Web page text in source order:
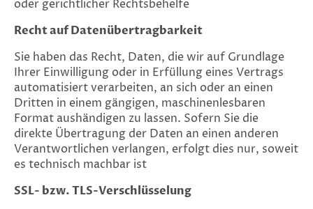
oder gerichtlicher Rechtsbehelfe
Recht auf Datenübertragbarkeit
Sie haben das Recht, Daten, die wir auf Grundlage
Ihrer Einwilligung oder in Erfüllung eines Vertrags
automatisiert verarbeiten, an sich oder an einen
Dritten in einem gängigen, maschinenlesbaren
Format aushändigen zu lassen. Sofern Sie die
direkte Übertragung der Daten an einen anderen
Verantwortlichen verlangen, erfolgt dies nur, soweit
es technisch machbar ist
SSL- bzw. TLS-Verschlüsselung